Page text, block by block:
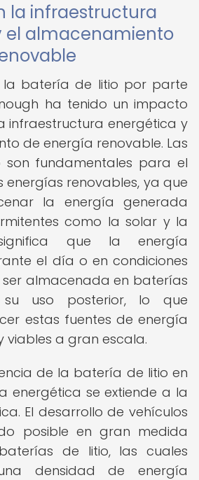
la infraestructura
el almacenamiento
la batería de litio por parte
ha tenido un impacto
infraestructura energética y
de energía renovable. Las
fundamentales para el
energías renovables, ya que
la energía generada
como la solar y la
que la energía
el día o en condiciones
almacenada en baterías
uso posterior, lo que
estas fuentes de energía
viables a gran escala.
de la batería de litio en
energética se extiende a la
El desarrollo de vehículos
posible en gran medida
de litio, las cuales
densidad de energía